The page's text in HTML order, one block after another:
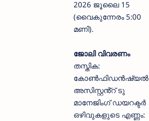
2026 ജൂലൈ 15
(വൈകുന്നേരം 5:00
മണി).
ജോലി വിവരണം
തസ്തിക:
കോൺഫിഡൻഷ്യൽ
അസിസ്റ്റൻ്റ് ടു
മാനേജിംഗ് ഡയറക്ടർ
ഒഴിവുകളുടെ എണ്ണം: